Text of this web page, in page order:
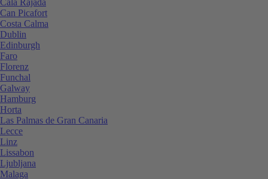
Can Picafort
Costa Calma
Dublin
Edinburgh
Faro
Florenz
Funchal
Galway
Hamburg
Horta
Las Palmas de Gran Canaria
Lecce
Linz
Lissabon
Ljubljana
Malaga